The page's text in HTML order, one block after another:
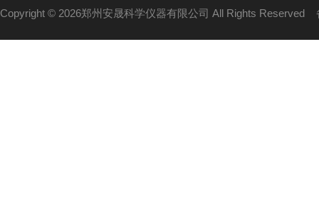
Copyright © 2026郑州安晟科学仪器有限公司 All Rights Reserved